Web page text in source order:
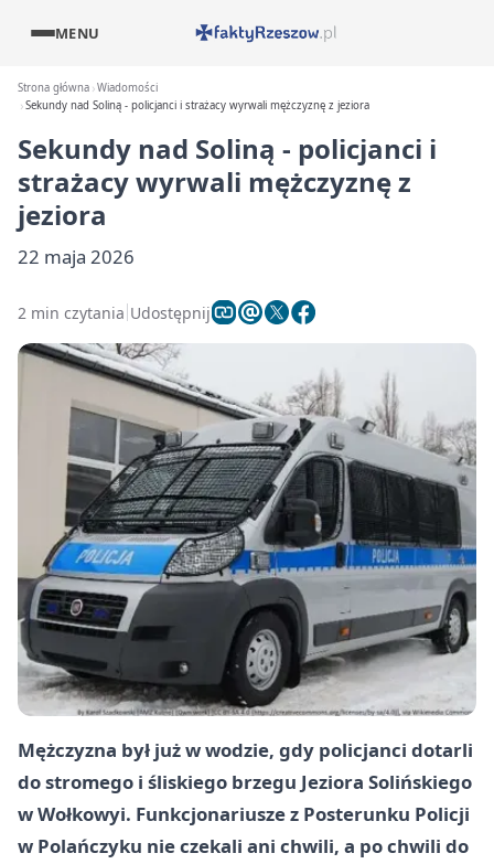
MENU
Strona główna Wiadomości
Sekundy nad Soliną - policjanci i strażacy wyrwali mężczyznę z jeziora
Sekundy nad Soliną - policjanci i
strażacy wyrwali mężczyznę z
jeziora
22 maja 2026
2 min czytania Udostępnij
Mężczyzna był już w wodzie, gdy policjanci dotarli
do stromego i śliskiego brzegu Jeziora Solińskiego
w Wołkowyi. Funkcjonariusze z Posterunku Policji
w Polańczyku nie czekali ani chwili, a po chwili do